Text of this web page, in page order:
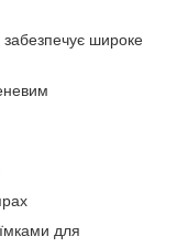
широке
для